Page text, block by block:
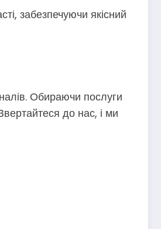
забезпечуючи якісний
Обираючи послуги
до нас, і ми